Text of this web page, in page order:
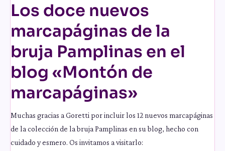
Los doce nuevos
marcapáginas de la
bruja Pamplinas en el
blog «Montón de
marcapáginas»
Muchas gracias a Goretti por incluir los 12 nuevos marcapáginas
de la colección de la bruja Pamplinas en su blog, hecho con
cuidado y esmero. Os invitamos a visitarlo: